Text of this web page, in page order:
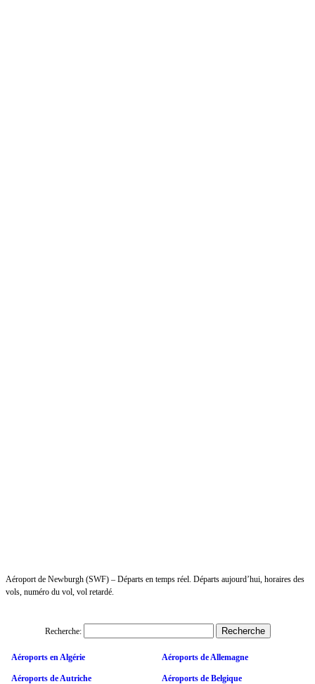
Aéroport de Newburgh (SWF) – Départs en temps réel. Départs aujourd’hui, horaires des
vols, numéro du vol, vol retardé.
Recherche:
Aéroports en Algérie Aéroports de Allemagne
Aéroports de Autriche Aéroports de Belgique